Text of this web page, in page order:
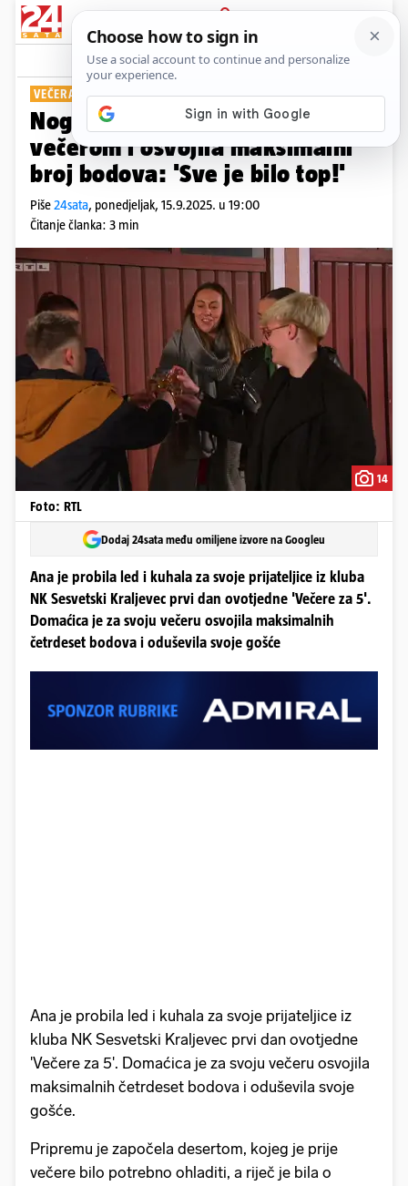
PRIJAVA
Show Komentari
VEČERA ZA 5
Nogometašica Ana oduševila
večerom i osvojila maksimalni
broj bodova: 'Sve je bilo top!'
Piše24sata, ponedjeljak, 15.9.2025. u 19:00
Čitanje članka: 3 min
14
Foto: RTL
Dodaj 24sata među omiljene izvore na Googleu
Ana je probila led i kuhala za svoje prijateljice iz kluba
NK Sesvetski Kraljevec prvi dan ovotjedne 'Večere za 5'.
Domaćica je za svoju večeru osvojila maksimalnih
četrdeset bodova i oduševila svoje gošće
Ana je probila led i kuhala za svoje prijateljice iz
kluba NK Sesvetski Kraljevec prvi dan ovotjedne
'Večere za 5'. Domaćica je za svoju večeru osvojila
maksimalnih četrdeset bodova i oduševila svoje
gošće.
Pripremu je započela desertom, kojeg je prije
večere bilo potrebno ohladiti, a riječ je bila o